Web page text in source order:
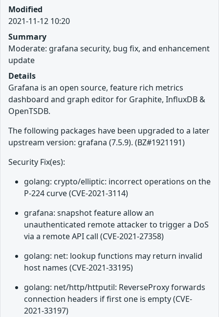
Modified
2021-11-12 10:20
Summary
Moderate: grafana security, bug fix, and enhancement
update
Details
Grafana is an open source, feature rich metrics
dashboard and graph editor for Graphite, InfluxDB &
OpenTSDB.
The following packages have been upgraded to a later
upstream version: grafana (7.5.9). (BZ#1921191)
Security Fix(es):
golang: crypto/elliptic: incorrect operations on the
P-224 curve (CVE-2021-3114)
grafana: snapshot feature allow an
unauthenticated remote attacker to trigger a DoS
via a remote API call (CVE-2021-27358)
golang: net: lookup functions may return invalid
host names (CVE-2021-33195)
golang: net/http/httputil: ReverseProxy forwards
connection headers if first one is empty (CVE-
2021-33197)